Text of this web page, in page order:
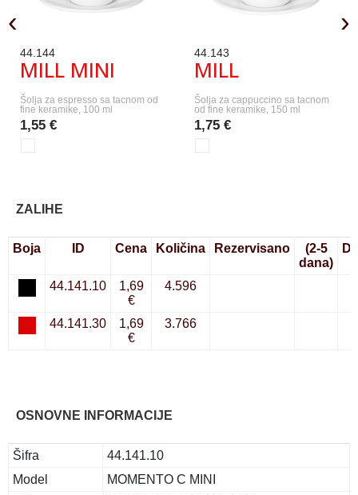
44.144
MILL MINI
Šolja za espresso sa tacnom od
fine keramike, 100 ml
1,55 €
44.143
MILL
Šolja za cappuccino sa tacnom
od fine keramike, 150 ml
1,75 €
‹ ›
ZALIHE
Boja ID Cena Količina Rezervisano
(2-5
dana)
44.141.10
1,69
€
4.596
44.141.30
1,69
€
3.766
OSNOVNE INFORMACIJE
Šifra
44.141.10
Model
MOMENTO C MINI